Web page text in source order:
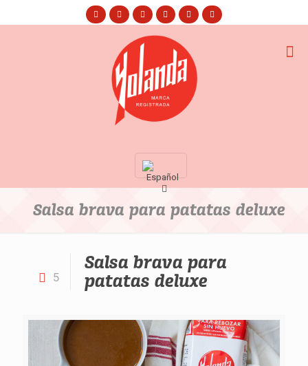
Salsa brava para patatas deluxe
5
Salsa brava para
patatas deluxe